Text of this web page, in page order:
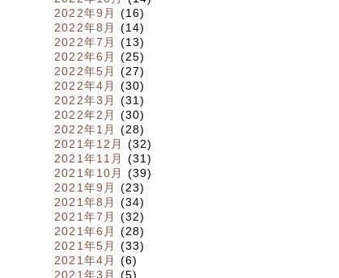
2022年9月
(16)
2022年8月
(14)
2022年7月
(13)
2022年6月
(25)
2022年5月
(27)
2022年4月
(30)
2022年3月
(31)
2022年2月
(30)
2022年1月
(28)
2021年12月
(32)
2021年11月
(31)
2021年10月
(39)
2021年9月
(23)
2021年8月
(34)
2021年7月
(32)
2021年6月
(28)
2021年5月
(33)
2021年4月
(6)
2021年3月
(5)